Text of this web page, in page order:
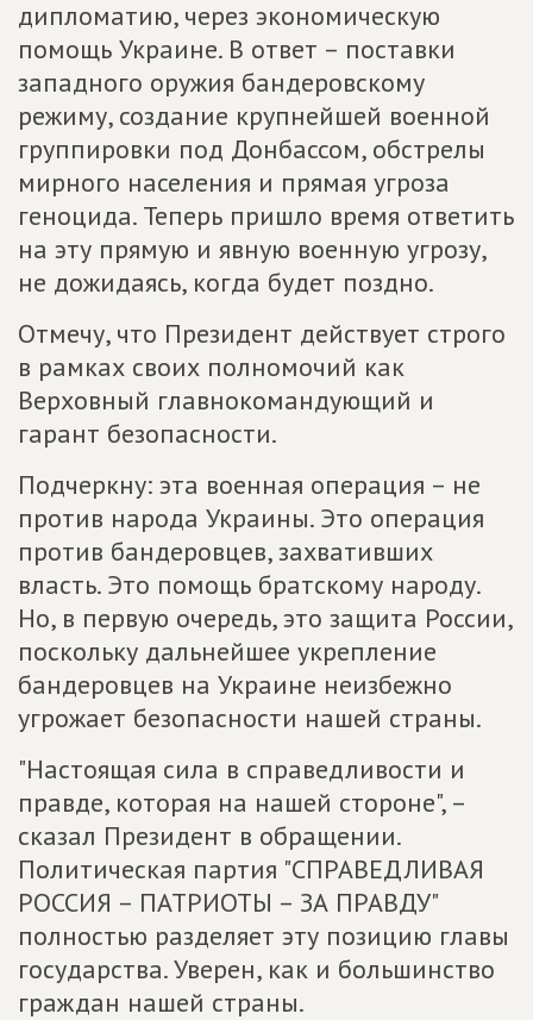
дипломатию, через экономическую
помощь Украине. В ответ – поставки
западного оружия бандеровскому
режиму, создание крупнейшей военной
группировки под Донбассом, обстрелы
мирного населения и прямая угроза
геноцида. Теперь пришло время ответить
на эту прямую и явную военную угрозу,
не дожидаясь, когда будет поздно.
Отмечу, что Президент действует строго
в рамках своих полномочий как
Верховный главнокомандующий и
гарант безопасности.
Подчеркну: эта военная операция – не
против народа Украины. Это операция
против бандеровцев, захвативших
власть. Это помощь братскому народу.
Но, в первую очередь, это защита России,
поскольку дальнейшее укрепление
бандеровцев на Украине неизбежно
угрожает безопасности нашей страны.
"Настоящая сила в справедливости и
правде, которая на нашей стороне", –
сказал Президент в обращении.
Политическая партия "СПРАВЕДЛИВАЯ
РОССИЯ – ПАТРИОТЫ – ЗА ПРАВДУ"
полностью разделяет эту позицию главы
государства. Уверен, как и большинство
граждан нашей страны.